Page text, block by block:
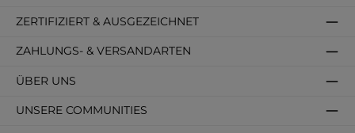
ZAHLUNGS- & VERSANDARTEN
ÜBER UNS
ZERTIFIZIERT & AUSGEZEICHNET
UNSERE COMMUNITIES